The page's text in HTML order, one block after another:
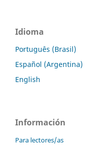
Idioma
Português (Brasil)
Español (Argentina)
English
Información
Para lectores/as